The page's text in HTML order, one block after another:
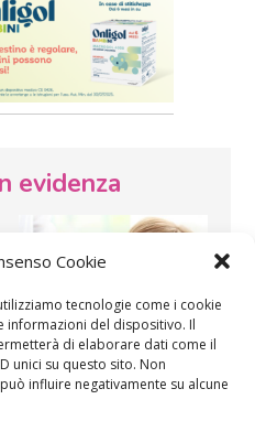
Cookie
tecnologie come i cookie
informazioni del dispositivo. Il
di elaborare dati come il
unici su questo sito. Non
influire negativamente su alcune
evidenza
SOS Pediatra